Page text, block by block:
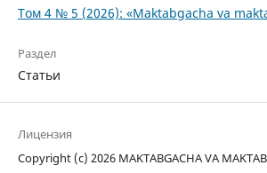
Том 4 № 5 (2026): «Maktabgacha va
Раздел
Статьи
Лицензия
Copyright (c) 2026 MAKTABGACHA VA